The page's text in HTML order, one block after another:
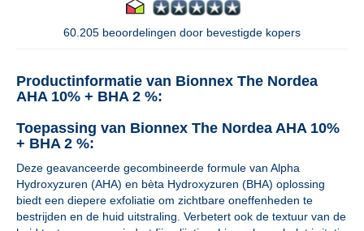
60.205 beoordelingen door bevestigde kopers
Productinformatie van Bionnex The Nordea
AHA 10% + BHA 2 %:
Toepassing van Bionnex The Nordea AHA 10%
+ BHA 2 %:
Deze geavanceerde gecombineerde formule van Alpha
Hydroxyzuren (AHA) en bèta Hydroxyzuren (BHA) oplossing
biedt een diepere exfoliatie om zichtbare oneffenheden te
bestrijden en de huid uitstraling. Verbetert ook de textuur van de